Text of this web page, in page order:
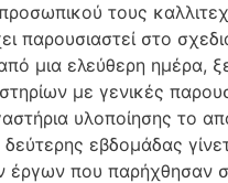
τους
παρουσιαστεί στο
μια ελεύθερη ημέρα,
με γενικές
υλοποίησης το
εβδομάδας
έργων που παρήχθησαν